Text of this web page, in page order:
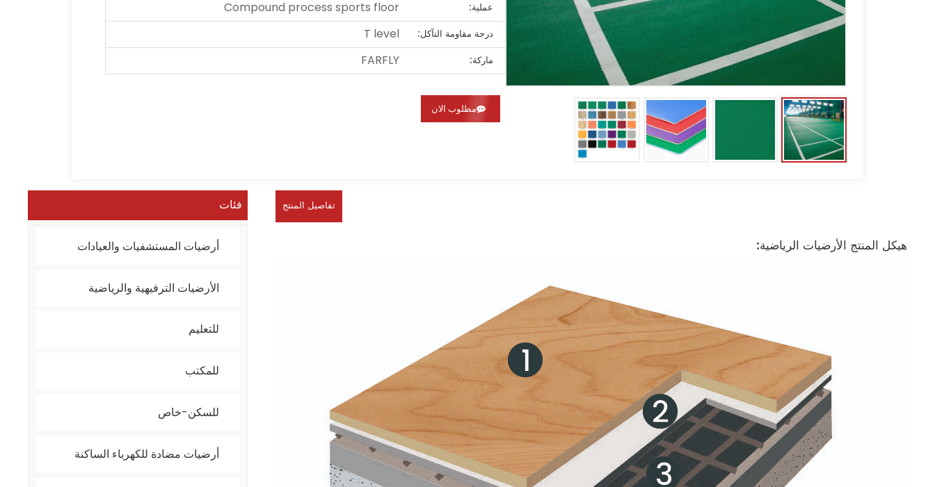
عملية: Compound process sports floor
درجة مقاومة التآكل: T level
ماركة: FARFLY
مطلوب الان
فئات
أرضيات المستشفيات والعيادات
الأرضيات الترفيهية والرياضية
للتعليم
للمكتب
للسكن-خاص
أرضيات مضادة للكهرباء الساكنة
تفاصيل المنتج
هيكل المنتج الأرضيات الرياضية: